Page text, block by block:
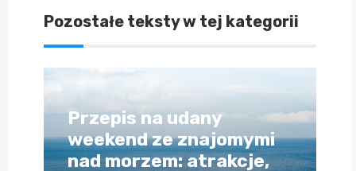
Pozostałe teksty w tej kategorii
Przepis na udany
weekend ze znajomymi
nad morzem: atrakcje,